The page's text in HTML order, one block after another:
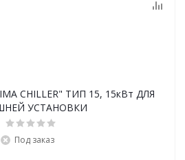
CHILLER" ТИП 15, 15кВт ДЛЯ
УСТАНОВКИ
Под заказ